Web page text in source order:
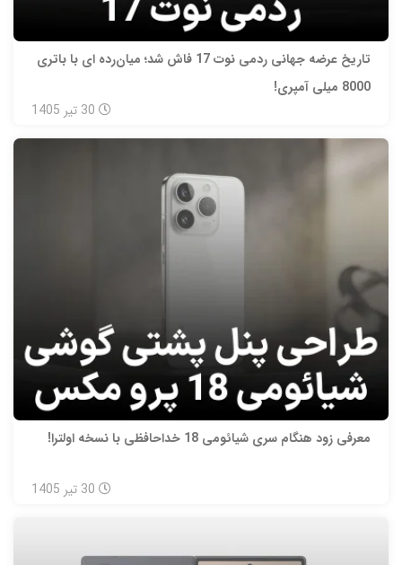
تاریخ عرضه جهانی ردمی نوت 17 فاش شد؛ میان‌رده‌ ای با باتری
8000 میلی‌ آمپری!
30 تیر 1405
معرفی زود هنگام سری شیائومی 18 خداحافظی با نسخه اولترا!
30 تیر 1405